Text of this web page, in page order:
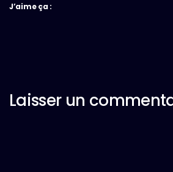
J’aime ça :
Laisser un